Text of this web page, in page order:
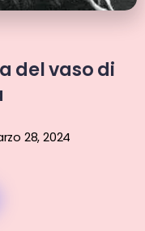
del vaso di
28, 2024